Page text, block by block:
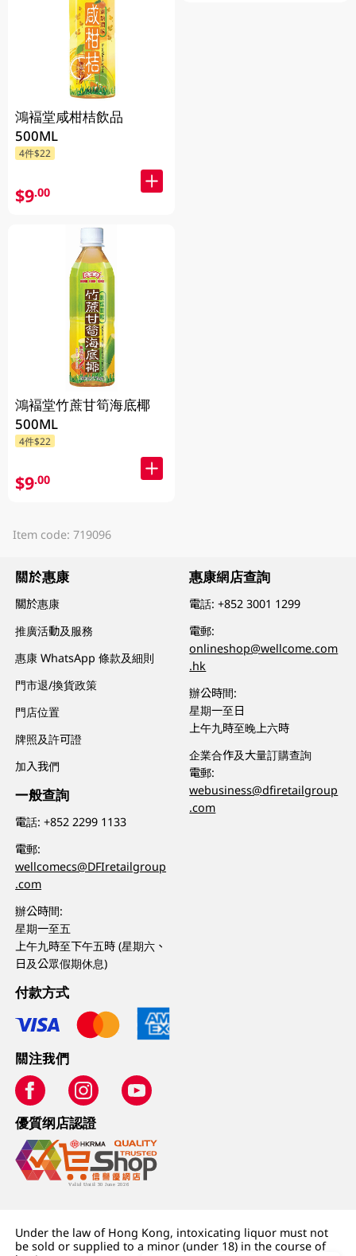
鴻褔堂咸柑桔飲品
500ML
4件$22
$9.00
鴻褔堂竹蔗甘筍海底椰
500ML
4件$22
$9.00
Item code: 719096
關於惠康
關於惠康
推廣活動及服務
惠康 WhatsApp 條款及細則
門市退/換貨政策
門店位置
牌照及許可證
加入我們
一般查詢
電話:+852 2299 1133
電郵:
wellcomecs@DFIretailgroup
.com
辦公時間:
星期一至五
上午九時至下午五時 (星期六、
日及公眾假期休息)
惠康網店查詢
電話:+852 3001 1299
電郵:
onlineshop@wellcome.com
.hk
辦公時間:
星期一至日
上午九時至晚上六時
企業合作及大量訂購查詢
電郵:
webusiness@dfiretailgroup
.com
付款方式
關注我們
優質纲店認證
Under the law of Hong Kong, intoxicating liquor must not
be sold or supplied to a minor (under 18) in the course of